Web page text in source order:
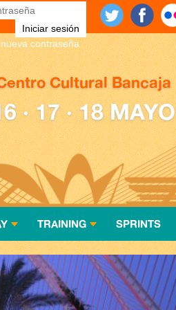
*
contraseña
Cultural Bancaja
· 17 · 18 MAYO
TRAINING SPRINTS